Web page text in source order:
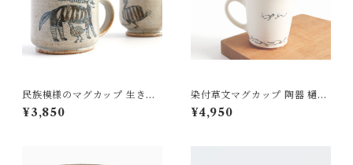
民族模様のマグカップ 生きも
の2（アフリカ セヌフォ族）陶
器 OKAMA Studio 岡安まり
¥3,850
染付草文マグカップ 陶器 樋口
萌
¥4,950